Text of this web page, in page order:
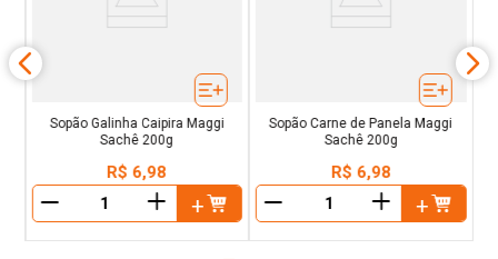
Sopão Galinha Caipira Maggi
Sachê 200g
R$ 6,98
＋
Sopão Carne de Panela Maggi
Sachê 200g
R$ 6,98
＋